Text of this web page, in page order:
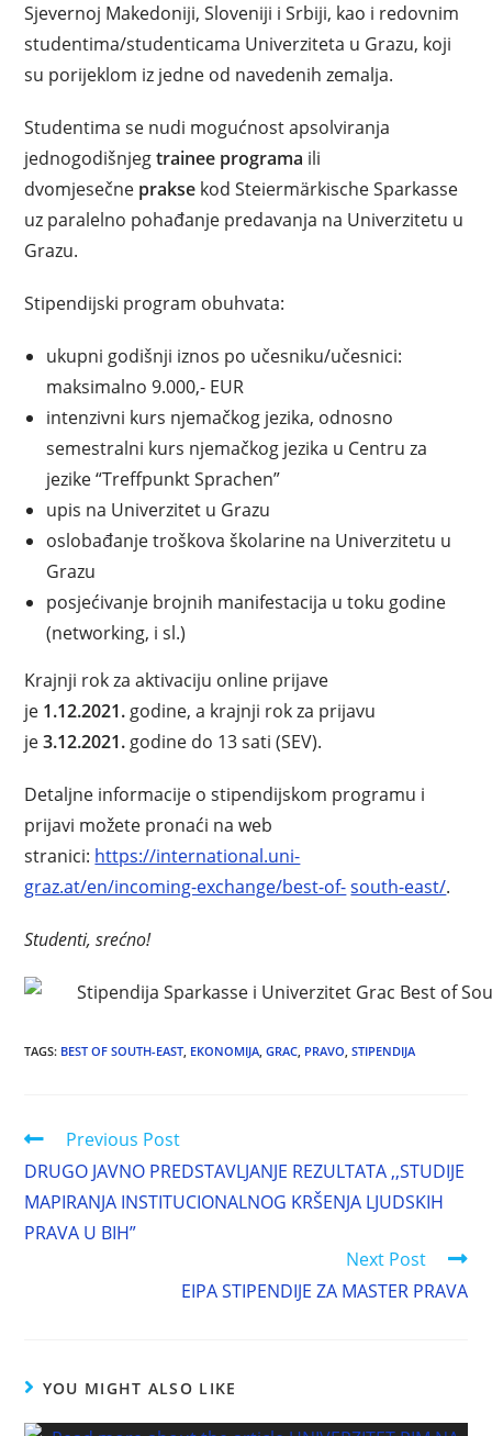
Sjevernoj Makedoniji, Sloveniji i Srbiji, kao i redovnim
studentima/studenticama Univerziteta u Grazu, koji
su porijeklom iz jedne od navedenih zemalja.
Studentima se nudi mogućnost apsolviranja
jednogodišnjegtrainee programa ili
dvomjesečne prakse kod Steiermärkische Sparkasse
uz paralelno pohađanje predavanja na Univerzitetu u
Grazu.
Stipendijski program obuhvata:
ukupni godišnji iznos po učesniku/učesnici:
maksimalno 9.000,- EUR
intenzivni kurs njemačkog jezika, odnosno
semestralni kurs njemačkog jezika u Centru za
jezike “Treffpunkt Sprachen”
upis na Univerzitet u Grazu
oslobađanje troškova školarine na Univerzitetu u
Grazu
posjećivanje brojnih manifestacija u toku godine
(networking, i sl.)
Krajnji rok za aktivaciju online prijave
je 1.12.2021. godine, a krajnji rok za prijavu
je3.12.2021. godine do 13 sati (SEV).
Detaljne informacije o stipendijskom programu i
prijavi možete pronaći na web
stranici: https://international.uni-
graz.at/en/incoming-exchange/best-of- south-east/.
Studenti,srećno!
TAGS: BEST OF SOUTH-EAST, EKONOMIJA, GRAC, PRAVO, STIPENDIJA
Previous Post
DRUGO JAVNO PREDSTAVLJANJE REZULTATA ,,STUDIJE
MAPIRANJA INSTITUCIONALNOG KRŠENJA LJUDSKIH
PRAVA U BIH”
Next Post
EIPA STIPENDIJE ZA MASTER PRAVA
YOU MIGHT ALSO LIKE